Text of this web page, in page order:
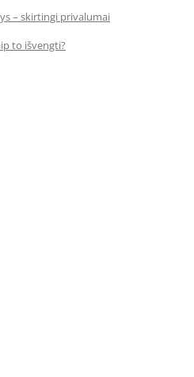
– skirtingi privalumai
to išvengti?